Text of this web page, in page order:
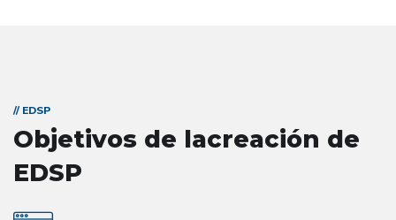
// EDSP
Objetivos de lacreación de
EDSP